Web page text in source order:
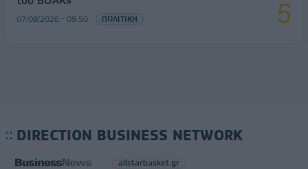
07/08/2026 - 09:50 ΠΟΛΙΤΙΚΗ
DIRECTION BUSINESS NETWORK
allstarbasket.gr